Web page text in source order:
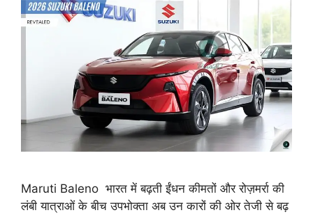
Maruti Baleno भारत में बढ़ती ईंधन कीमतों और रोज़मर्रा की
लंबी यात्राओं के बीच उपभोक्ता अब उन कारों की ओर तेजी से बढ़